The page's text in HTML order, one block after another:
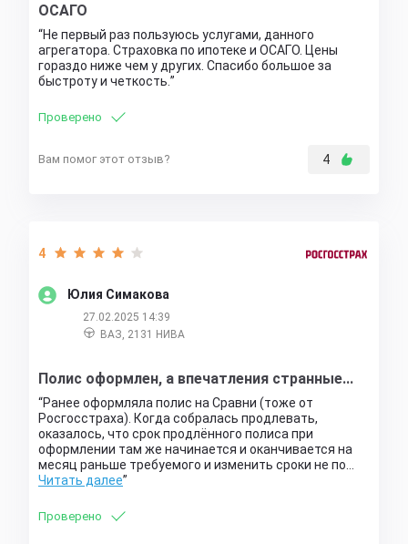
ОСАГО
Не первый раз пользуюсь услугами, данного
агрегатора. Страховка по ипотеке и ОСАГО. Цены
гораздо ниже чем у других. Спасибо большое за
быстроту и четкость.
Проверено
Вам помог этот отзыв? 4
Юлия Симакова
4
27.02.2025 14:39
ВАЗ, 2131 НИВА
Полис оформлен, а впечатления странные...
Ранее оформляла полис на Сравни (тоже от
Росгосстраха). Когда собралась продлевать,
оказалось, что срок продлённого полиса при
оформлении там же начинается и оканчивается на
месяц раньше требуемого и изменить сроки не по…
Читать далее
Проверено